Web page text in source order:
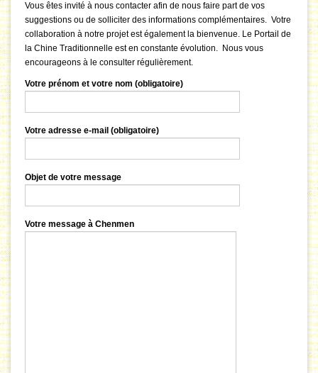
Vous êtes invité à nous contacter afin de nous faire part de vos
suggestions ou de solliciter des informations complémentaires. Votre
collaboration à notre projet est également la bienvenue. Le Portail de
la Chine Traditionnelle est en constante évolution. Nous vous
encourageons à le consulter régulièrement.
Votre prénom et votre nom (obligatoire)
Votre adresse e-mail (obligatoire)
Objet de votre message
Votre message à Chenmen